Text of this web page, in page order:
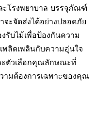
โรงพยาบาล บรรจุภัณฑ์
จะจัดส่งได้อย่างปลอดภัย
รับไม้เพื่อป้องกันความ
พลิดเพลินกับความอุ่นใจ
ะตัวเลือกคุณลักษณะที่
ามต้องการเฉพาะของคุณ